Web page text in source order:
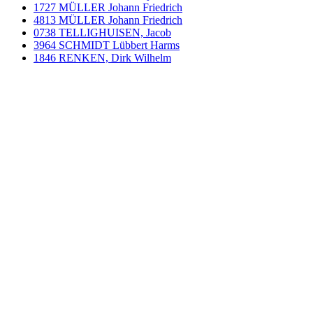
1727 MÜLLER Johann Friedrich
4813 MÜLLER Johann Friedrich
0738 TELLIGHUISEN, Jacob
3964 SCHMIDT Lübbert Harms
1846 RENKEN, Dirk Wilhelm